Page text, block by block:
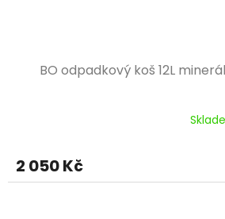
BO odpadkový koš 12L
2 050 Kč